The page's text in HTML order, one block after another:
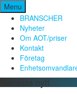
Hoppa
till
innehåll
Menu
BRANSCHER
Nyheter
Om AOT/priser
Kontakt
Företag
Senaste nytt